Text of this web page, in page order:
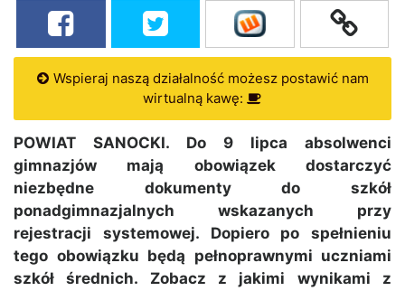
Wspieraj naszą działalność możesz postawić nam
wirtualną kawę:
POWIAT SANOCKI. Do 9 lipca absolwenci
gimnazjów mają obowiązek dostarczyć
niezbędne dokumenty do szkół
ponadgimnazjalnych wskazanych przy
rejestracji systemowej. Dopiero po spełnieniu
tego obowiązku będą pełnoprawnymi uczniami
szkół średnich. Zobacz z jakimi wynikami z